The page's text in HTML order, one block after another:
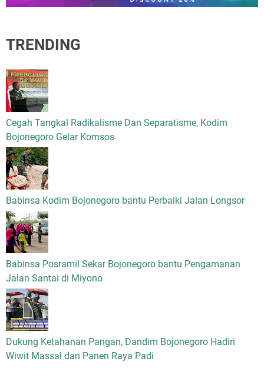
TRENDING
Cegah Tangkal Radikalisme Dan Separatisme, Kodim
Bojonegoro Gelar Komsos
Babinsa Kodim Bojonegoro bantu Perbaiki Jalan Longsor
Babinsa Posramil Sekar Bojonegoro bantu Pengamanan
Jalan Santai di Miyono
Dukung Ketahanan Pangan, Dandim Bojonegoro Hadiri
Wiwit Massal dan Panen Raya Padi